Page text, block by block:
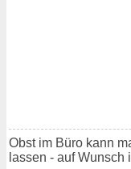
Obst im Büro kann
lassen - auf